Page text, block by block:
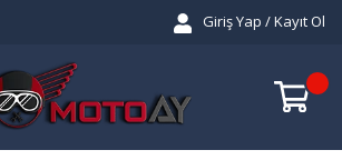
Giriş Yap / Kayıt Ol